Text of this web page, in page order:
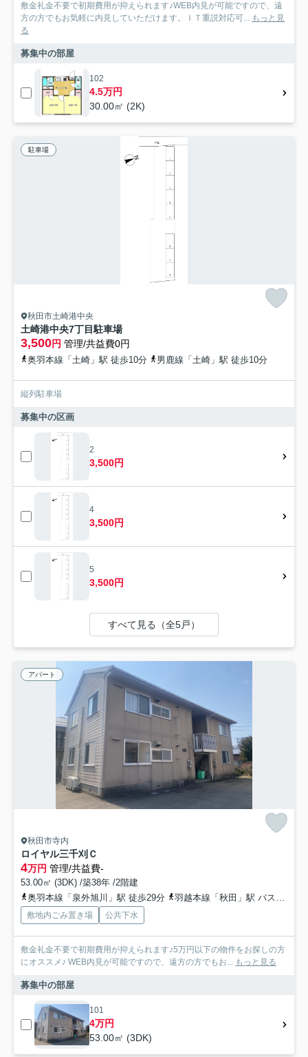
敷金礼金不要で初期費用が抑えられます♪WEB内見が可能ですので、遠
方の方でもお気軽に内見していただけます。ＩＴ重説対応可... もっと見
る
募集中の部屋
102
4.5万円
30.00㎡ (2K)
駐車場
秋田市土崎港中央
土崎港中央7丁目駐車場
3,500円 管理/共益費0円
奥羽本線「土崎」駅 徒歩10分 男鹿線「土崎」駅 徒歩10分
縦列駐車場
募集中の区画
2
3,500円
4
3,500円
5
3,500円
すべて見る（全5戸）
アパート
秋田市寺内
ロイヤル三千刈Ｃ
4万円 管理/共益費-
53.00㎡ (3DK) /築38年 /2階建
奥羽本線「泉外旭川」駅 徒歩29分
羽越本線「秋田」駅 バス19分 秋田中央交通「高野一区」 停歩5分
敷地内ごみ置き場 公共下水
敷金礼金不要で初期費用が抑えられます♪5万円以下の物件をお探しの方
にオススメ♪ WEB内見が可能ですので、遠方の方でもお... もっと見る
募集中の部屋
101
4万円
53.00㎡ (3DK)